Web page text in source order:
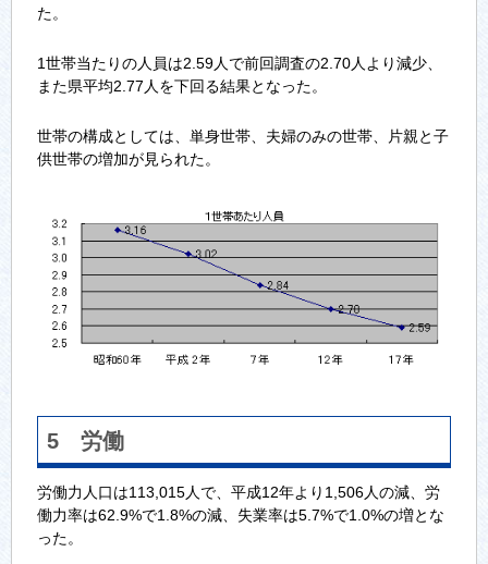
た。
1世帯当たりの人員は2.59人で前回調査の2.70人より減少、
また県平均2.77人を下回る結果となった。
世帯の構成としては、単身世帯、夫婦のみの世帯、片親と子
供世帯の増加が見られた。
5 労働
労働力人口は113,015人で、平成12年より1,506人の減、労
働力率は62.9%で1.8%の減、失業率は5.7%で1.0%の増とな
った。